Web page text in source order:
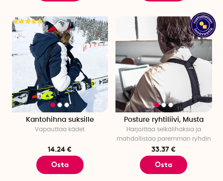
Kantohihna suksille
Vapauttaa kädet
14.24 €
Osta
Posture ryhtiliivi, Musta
Harjoittaa selkälihaksia ja
mahdollistaa paremman ryhdin
33.37 €
Osta